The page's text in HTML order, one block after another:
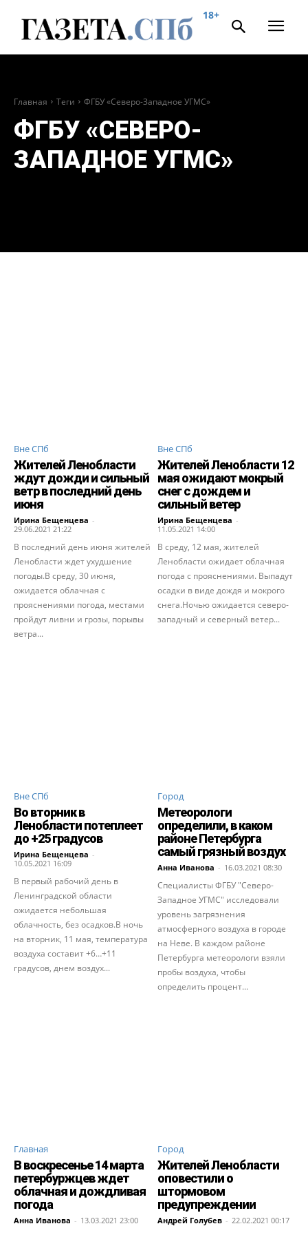
18+
Главная Теги ФГБУ «Северо-Западное УГМС»
ФГБУ «СЕВЕРО-
ЗАПАДНОЕ УГМС»
Вне СПб
Жителей Ленобласти
ждут дожди и сильный
ветр в последний день
июня
Ирина Бещенцева -
29.06.2021 21:22
В последний день июня жителей
Ленобласти ждет ухудшение
погоды.В среду, 30 июня,
ожидается облачная с
прояснениями погода, местами
пройдут ливни и грозы, порывы
ветра...
Вне СПб
Жителей Ленобласти 12
мая ожидают мокрый
снег с дождем и
сильный ветер
Ирина Бещенцева -
11.05.2021 14:00
В среду, 12 мая, жителей
Ленобласти ожидает облачная
погода с прояснениями. Выпадут
осадки в виде дождя и мокрого
снега.Ночью ожидается северо-
западный и северный ветер...
Вне СПб
Во вторник в
Ленобласти потеплеет
до +25 градусов
Ирина Бещенцева -
10.05.2021 16:09
В первый рабочий день в
Ленинградской области
ожидается небольшая
облачность, без осадков.В ночь
на вторник, 11 мая, температура
воздуха составит +6…+11
градусов, днем воздух...
Город
Метеорологи
определили, в каком
районе Петербурга
самый грязный воздух
Анна Иванова - 16.03.2021 08:30
Специалисты ФГБУ "Северо-
Западное УГМС" исследовали
уровень загрязнения
атмосферного воздуха в городе
на Неве. В каждом районе
Петербурга метеорологи взяли
пробы воздуха, чтобы
определить процент...
Главная
В воскресенье 14 марта
петербуржцев ждет
облачная и дождливая
погода
Анна Иванова - 13.03.2021 23:00
Город
Жителей Ленобласти
оповестили о
штормовом
предупреждении
Андрей Голубев - 22.02.2021 00:17